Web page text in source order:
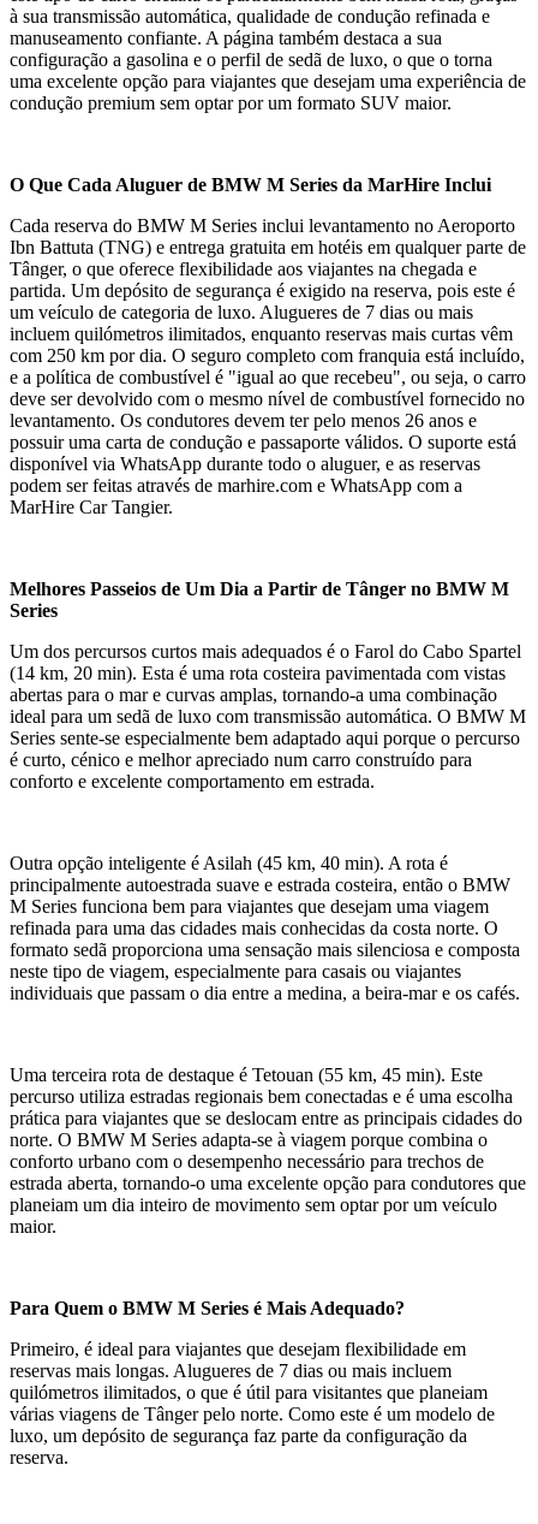
à sua transmissão automática, qualidade de condução refinada e
manuseamento confiante. A página também destaca a sua
configuração a gasolina e o perfil de sedã de luxo, o que o torna
uma excelente opção para viajantes que desejam uma experiência de
condução premium sem optar por um formato SUV maior.
O Que Cada Aluguer de BMW M Series da MarHire Inclui
Cada reserva do BMW M Series inclui levantamento no Aeroporto
Ibn Battuta (TNG) e entrega gratuita em hotéis em qualquer parte de
Tânger, o que oferece flexibilidade aos viajantes na chegada e
partida. Um depósito de segurança é exigido na reserva, pois este é
um veículo de categoria de luxo. Alugueres de 7 dias ou mais
incluem quilómetros ilimitados, enquanto reservas mais curtas vêm
com 250 km por dia. O seguro completo com franquia está incluído,
e a política de combustível é "igual ao que recebeu", ou seja, o carro
deve ser devolvido com o mesmo nível de combustível fornecido no
levantamento. Os condutores devem ter pelo menos 26 anos e
possuir uma carta de condução e passaporte válidos. O suporte está
disponível via WhatsApp durante todo o aluguer, e as reservas
podem ser feitas através de marhire.com e WhatsApp com a
MarHire Car Tangier.
Melhores Passeios de Um Dia a Partir de Tânger no BMW M
Series
Um dos percursos curtos mais adequados é o Farol do Cabo Spartel
(14 km, 20 min). Esta é uma rota costeira pavimentada com vistas
abertas para o mar e curvas amplas, tornando-a uma combinação
ideal para um sedã de luxo com transmissão automática. O BMW M
Series sente-se especialmente bem adaptado aqui porque o percurso
é curto, cénico e melhor apreciado num carro construído para
conforto e excelente comportamento em estrada.
Outra opção inteligente é Asilah (45 km, 40 min). A rota é
principalmente autoestrada suave e estrada costeira, então o BMW
M Series funciona bem para viajantes que desejam uma viagem
refinada para uma das cidades mais conhecidas da costa norte. O
formato sedã proporciona uma sensação mais silenciosa e composta
neste tipo de viagem, especialmente para casais ou viajantes
individuais que passam o dia entre a medina, a beira-mar e os cafés.
Uma terceira rota de destaque é Tetouan (55 km, 45 min). Este
percurso utiliza estradas regionais bem conectadas e é uma escolha
prática para viajantes que se deslocam entre as principais cidades do
norte. O BMW M Series adapta-se à viagem porque combina o
conforto urbano com o desempenho necessário para trechos de
estrada aberta, tornando-o uma excelente opção para condutores que
planeiam um dia inteiro de movimento sem optar por um veículo
maior.
Para Quem o BMW M Series é Mais Adequado?
Primeiro, é ideal para viajantes que desejam flexibilidade em
reservas mais longas. Alugueres de 7 dias ou mais incluem
quilómetros ilimitados, o que é útil para visitantes que planeiam
várias viagens de Tânger pelo norte. Como este é um modelo de
luxo, um depósito de segurança faz parte da configuração da
reserva.